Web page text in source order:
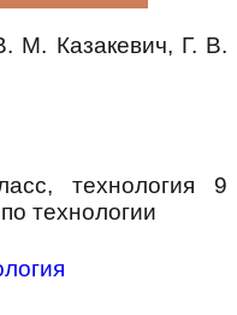
М. Казакевич, Г. В.
технология 9
технологии